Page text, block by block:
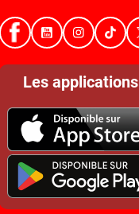
Les applications